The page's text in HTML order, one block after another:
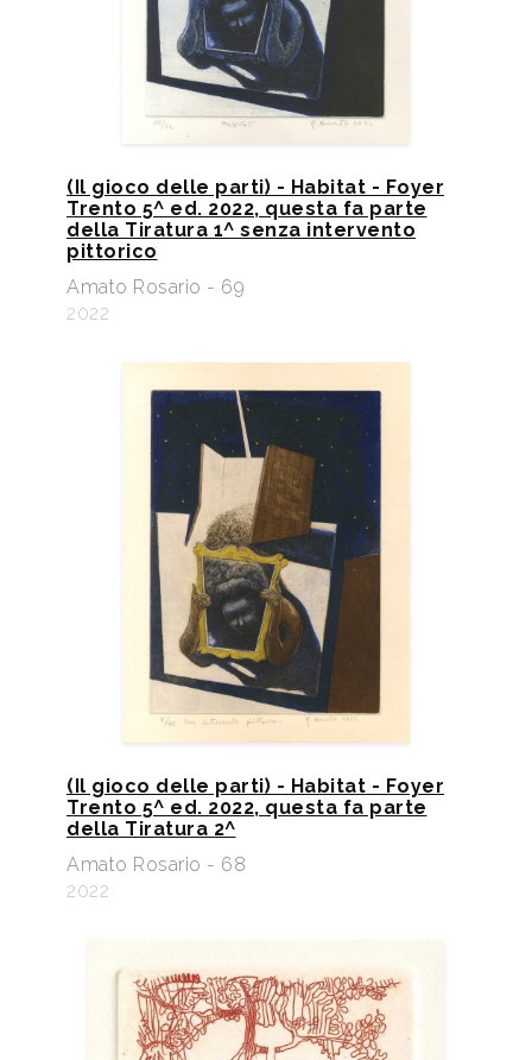
(Il gioco delle parti) - Habitat - Foyer
Trento 5^ ed. 2022, questa fa parte
della Tiratura 1^ senza intervento
pittorico
Amato Rosario - 69
2022
(Il gioco delle parti) - Habitat - Foyer
Trento 5^ ed. 2022, questa fa parte
della Tiratura 2^
Amato Rosario - 68
2022